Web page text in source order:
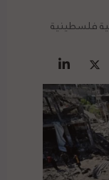
فلسطينية